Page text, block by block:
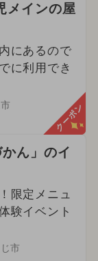
メインの屋
にあるので
に利用でき
クーポン
ん」のイ
限定メニュ
験イベント
市